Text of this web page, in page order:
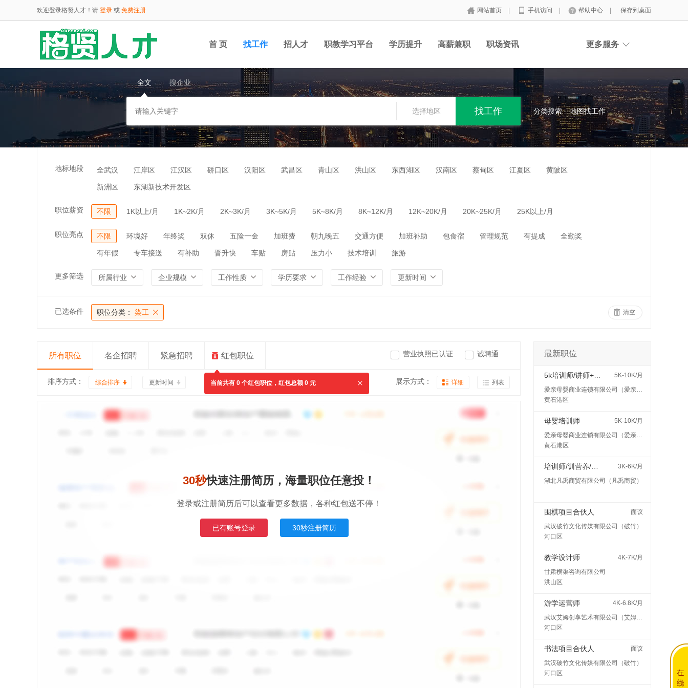
欢迎登录格贤人才！请 登录 或 免费注册 网站首页 手机访问 帮助中心 保存到桌面
首 页 找工作 招人才 职教学习平台 学历提升 高薪兼职 职场资讯
云端职位
更多服务
全文 搜企业
选择地区 分类搜索 地图找工作
地标地段 全武汉 江岸区 江汉区 硚口区 汉阳区 武昌区 青山区 洪山区 东西湖区 汉南区 蔡甸区 江夏区 黄陂区
新洲区 东湖新技术开发区
职位薪资 不限 1K以上/月 1K~2K/月 2K~3K/月 3K~5K/月 5K~8K/月 8K~12K/月 12K~20K/月 20K~25K/月 25K以上/月
职位亮点 不限 环境好 年终奖 双休 五险一金 加班费 朝九晚五 交通方便 加班补助 包食宿 管理规范 有提成 全勤奖
有年假 专车接送 有补助 晋升快 车贴 房贴 压力小 技术培训 旅游
更多筛选 所属行业 企业规模 工作性质 学历要求 工作经验 更新时间
已选条件 职位分类： 染工 清空
所有职位 名企招聘 紧急招聘 红包职位
当前共有 0 个红包职位，红包总额 0 元
营业执照已认证 诚聘通
排序方式： 综合排序 更新时间 展示方式： 详细 列表
30秒快速注册简历，海量职位任意投！
登录或注册简历后可以查看更多数据，各种红包送不停！
已有账号登录 30秒注册简历
最新职位
5K-10K/月
爱亲母婴商业连锁有限公司（爱亲母婴）
黄石港区
母婴培训师
5K-10K/月
爱亲母婴商业连锁有限公司（爱亲母婴）
黄石港区
3K-6K/月
湖北凡禹商贸有限公司（凡禹商贸）
围棋项目合伙人
面议
武汉破竹文化传媒有限公司（破竹）
河口区
教学设计师
4K-7K/月
甘肃横渠咨询有限公司
洪山区
游学运营师
4K-6.8K/月
武汉艾姆创享艺术有限公司（艾姆创享）
河口区
书法项目合伙人
面议
武汉破竹文化传媒有限公司（破竹）
河口区